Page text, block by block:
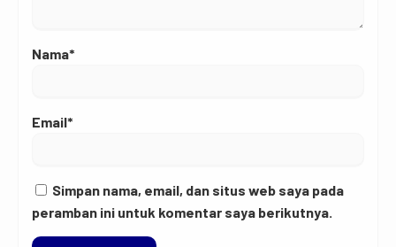
Nama*
Email*
Simpan nama, email, dan situs web saya pada
peramban ini untuk komentar saya berikutnya.